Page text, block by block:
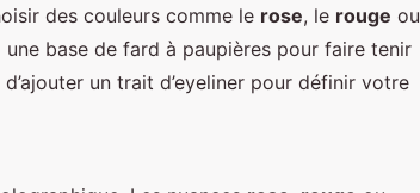
des couleurs comme le rose, le rouge ou
base de fard à paupières pour faire tenir
un trait d’eyeliner pour définir votre